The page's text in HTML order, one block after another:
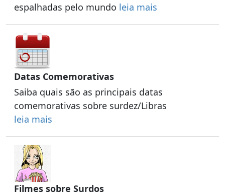
espalhadas pelo mundo leia mais
Datas Comemorativas
Saiba quais são as principais datas
comemorativas sobre surdez/Libras
leia mais
Filmes sobre Surdos